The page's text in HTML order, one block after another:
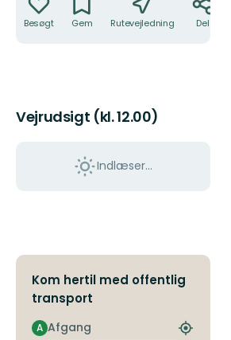
Besøgt Gem Rutevejledning Del
Vejrudsigt (kl. 12.00)
Indlæser...
Kom hertil med offentlig
transport
Afgang
A
Find